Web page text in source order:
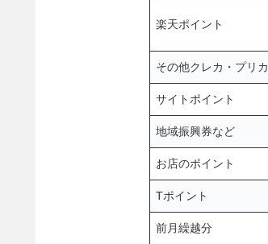
楽天ポイント
その他クレカ・プリカ
サイトポイント
地域振興券など
お店のポイント
Tポイント
前月繰越分